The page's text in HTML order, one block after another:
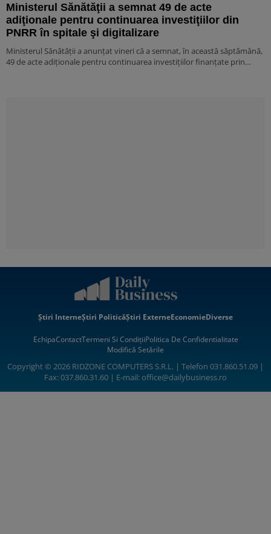
Ministerul Sănătăţii a semnat 49 de acte
adiţionale pentru continuarea investiţiilor din
PNRR în spitale şi digitalizare
Ministerul Sănătăţii a anunţat vineri că a semnat, în această săptămână,
49 de acte adiţionale pentru continuarea investiţiilor finanţate prin…
Știri InterneȘtiri PoliticăȘtiri ExterneEconomieDiverse
EchipaContactTermeni Si CondițiiPolitica De Confidentialitate
Modifică Setările
Copyright © 2026 RIDZONE COMPUTERS S.R.L. | Telefon 031.860.51.09 |
Fax: 037.860.31.60 | E-mail:office@dailybusiness.ro